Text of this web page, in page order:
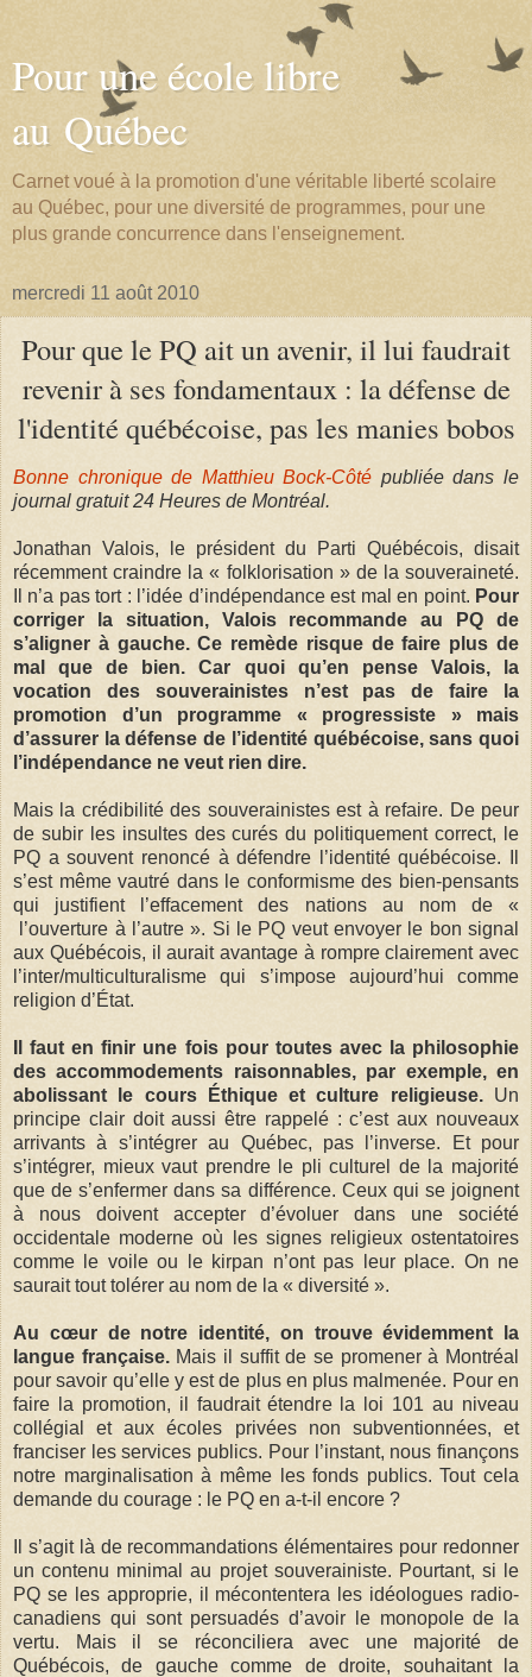
Pour une école libre
au Québec
Carnet voué à la promotion d'une véritable liberté scolaire
au Québec, pour une diversité de programmes, pour une
plus grande concurrence dans l'enseignement.
mercredi 11 août 2010
Pour que le PQ ait un avenir, il lui faudrait
revenir à ses fondamentaux : la défense de
l'identité québécoise, pas les manies bobos
Bonne chronique de Matthieu Bock-Côté publiée dans le
journal gratuit 24 Heures de Montréal.
Jonathan Valois, le président du Parti Québécois, disait
récemment craindre la « folklorisation » de la souveraineté.
Il n’a pas tort : l’idée d’indépendance est mal en point. Pour
corriger la situation, Valois recommande au PQ de
s’aligner à gauche. Ce remède risque de faire plus de
mal que de bien. Car quoi qu’en pense Valois, la
vocation des souverainistes n’est pas de faire la
promotion d’un programme « progressiste » mais
d’assurer la défense de l’identité québécoise, sans quoi
l’indépendance ne veut rien dire.
Mais la crédibilité des souverainistes est à refaire. De peur
de subir les insultes des curés du politiquement correct, le
PQ a souvent renoncé à défendre l’identité québécoise. Il
s’est même vautré dans le conformisme des bien-pensants
qui justifient l’effacement des nations au nom de «
l’ouverture à l’autre ». Si le PQ veut envoyer le bon signal
aux Québécois, il aurait avantage à rompre clairement avec
l’inter/multiculturalisme qui s’impose aujourd’hui comme
religion d’État.
Il faut en finir une fois pour toutes avec la philosophie
des accommodements raisonnables, par exemple, en
abolissant le cours Éthique et culture religieuse.Un
principe clair doit aussi être rappelé : c’est aux nouveaux
arrivants à s’intégrer au Québec, pas l’inverse. Et pour
s’intégrer, mieux vaut prendre le pli culturel de la majorité
que de s’enfermer dans sa différence. Ceux qui se joignent
à nous doivent accepter d’évoluer dans une société
occidentale moderne où les signes religieux ostentatoires
comme le voile ou le kirpan n’ont pas leur place. On ne
saurait tout tolérer au nom de la « diversité ».
Au cœur de notre identité, on trouve évidemment la
langue française.Mais il suffit de se promener à Montréal
pour savoir qu’elle y est de plus en plus malmenée. Pour en
faire la promotion, il faudrait étendre la loi 101 au niveau
collégial et aux écoles privées non subventionnées, et
franciser les services publics. Pour l’instant, nous finançons
notre marginalisation à même les fonds publics. Tout cela
demande du courage : le PQ en a-t-il encore ?
Il s’agit là de recommandations élémentaires pour redonner
un contenu minimal au projet souverainiste. Pourtant, si le
PQ se les approprie, il mécontentera les idéologues radio-
canadiens qui sont persuadés d’avoir le monopole de la
vertu. Mais il se réconciliera avec une majorité de
Québécois, de gauche comme de droite, souhaitant la